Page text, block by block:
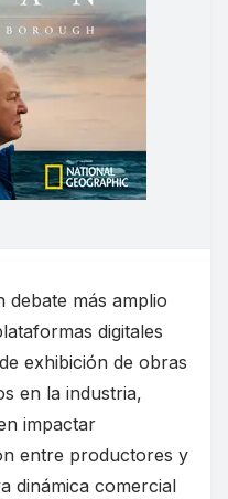
debate más amplio
digitales
exhibición de obras
en la industria,
impactar
entre productores y
dinámica comercial